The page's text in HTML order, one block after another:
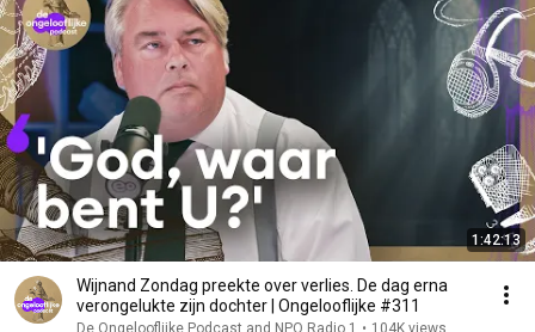
1:42:13
Wijnand Zondag preekte over verlies. De dag erna
verongelukte zijn dochter | Ongelooflijke #311
De Ongelooflijke Podcast and NPO Radio 1 • 104K views